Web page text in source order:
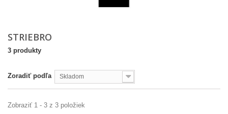
STRIEBRO
3 produkty
Zoradiť podľa Skladom
Zobraziť 1 - 3 z 3 položiek